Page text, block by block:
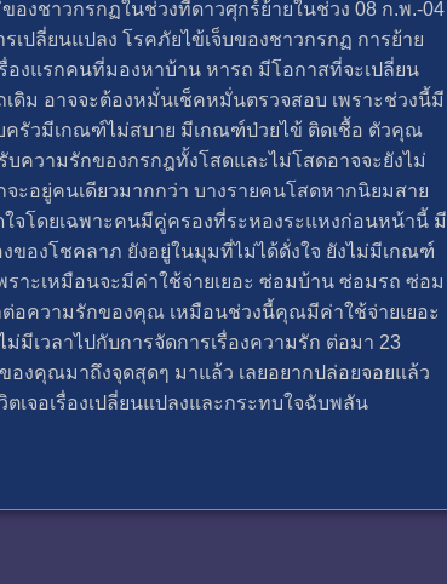
องชาวกรกฏในช่วงที่ดาวศุกร์ย้ายในช่วง 08 ก.พ.-04
เปลี่ยนแปลง โรคภัยไข้เจ็บของชาวกรกฏ การย้าย
องแรกคนที่มองหาบ้าน หารถ มีโอกาสที่จะเปลี่ยน
ดิม อาจจะต้องหมั่นเช็คหมั่นตรวจสอบ เพราะช่วงนี้มี
ครัวมีเกณฑ์ไม่สบาย มีเกณฑ์ป่วยไข้ ติดเชื้อ ตัวคุณ
บความรักของกรกฎทั้งโสดและไม่โสดอาจจะยังไม่
อยู่คนเดียวมากกว่า บางรายคนโสดหากนิยมสาย
ใจโดยเฉพาะคนมีคู่ครองที่ระหองระแหงก่อนหน้านี้ มี
ของโชคลาภ ยังอยู่ในมุมที่ไม่ได้ดั่งใจ ยังไม่มีเกณฑ์
ราะเหมือนจะมีค่าใช้จ่ายเยอะ ซ่อมบ้าน ซ่อมรถ ซ่อม
อความรักของคุณ เหมือนช่วงนี้คุณมีค่าใช้จ่ายเยอะ
มีเวลาไปกับการจัดการเรื่องความรัก ต่อมา 23
งคุณมาถึงจุดสุดๆ มาแล้ว เลยอยากปล่อยจอยแล้ว
เจอเรื่องเปลี่ยนแปลงและกระทบใจฉับพลัน